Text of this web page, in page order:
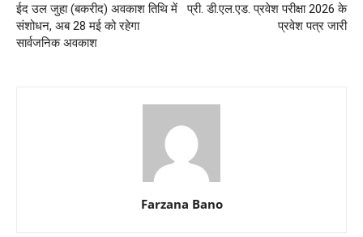
ईद उल जुहा (बकरीद) अवकाश तिथि में
संशोधन, अब 28 मई को रहेगा
सार्वजनिक अवकाश
प्री. डी.एल.एड. प्रवेश परीक्षा 2026 के
प्रवेश पत्र जारी
Farzana Bano